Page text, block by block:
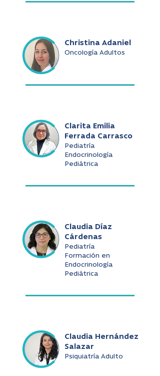
Christina Adaniel
Oncología Adultos
Clarita Emilia
Ferrada Carrasco
Pediatría
Endocrinología
Pediátrica
Claudia Díaz
Cárdenas
Pediatría
Formación en
Endocrinología
Pediátrica
Claudia Hernández
Salazar
Psiquiatría Adulto